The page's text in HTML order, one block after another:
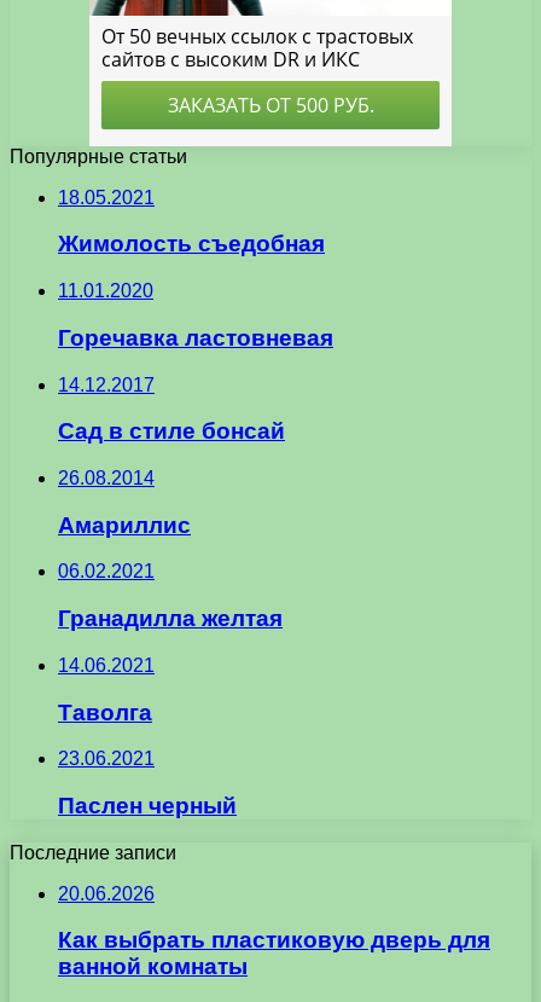
Популярные статьи
18.05.2021
Жимолость съедобная
11.01.2020
Горечавка ластовневая
14.12.2017
Сад в стиле бонсай
26.08.2014
Амариллис
06.02.2021
Гранадилла желтая
14.06.2021
Таволга
23.06.2021
Паслен черный
Последние записи
20.06.2026
Как выбрать пластиковую дверь для
ванной комнаты